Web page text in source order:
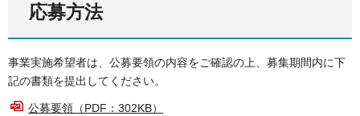
応募方法
事業実施希望者は、公募要領の内容をご確認の上、募集期間内に下
記の書類を提出してください。
公募要領（PDF：302KB）